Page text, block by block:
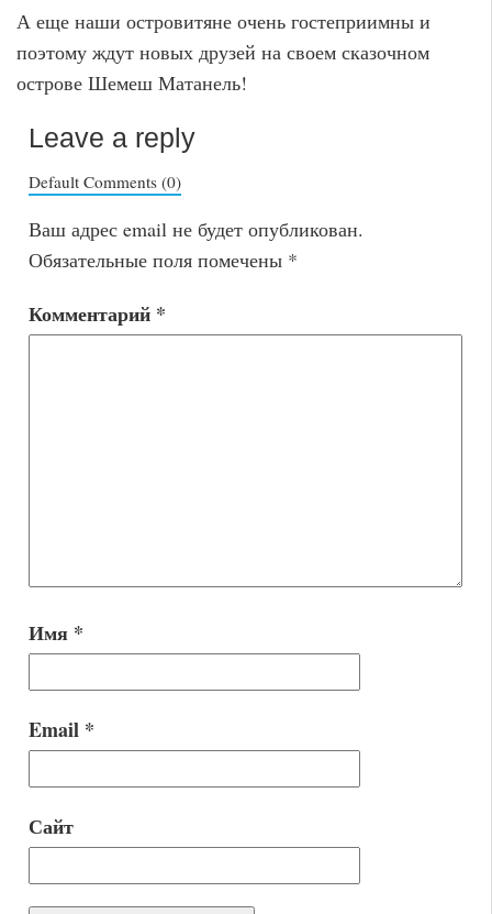
А еще наши островитяне очень гостеприимны и
поэтому ждут новых друзей на своем сказочном
острове Шемеш Матанель!
Leave a reply
Default Comments (0)
Ваш адрес email не будет опубликован.
Обязательные поля помечены *
Комментарий *
Имя *
Email *
Сайт